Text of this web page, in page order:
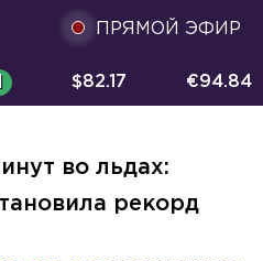
ПРЯМОЙ ЭФИР
$82.17 €94.84
во льдах:
рекорд